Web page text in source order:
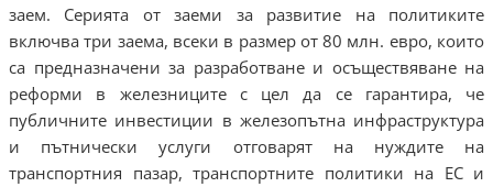
заем. Серията от заеми за развитие на политиките
включва три заема, всеки в размер от 80 млн. евро, които
са предназначени за разработване и осъществяване на
реформи в железниците с цел да се гарантира, че
публичните инвестиции в железопътна инфраструктура
и пътнически услуги отговарят на нуждите на
транспортния пазар, транспортните политики на ЕС и